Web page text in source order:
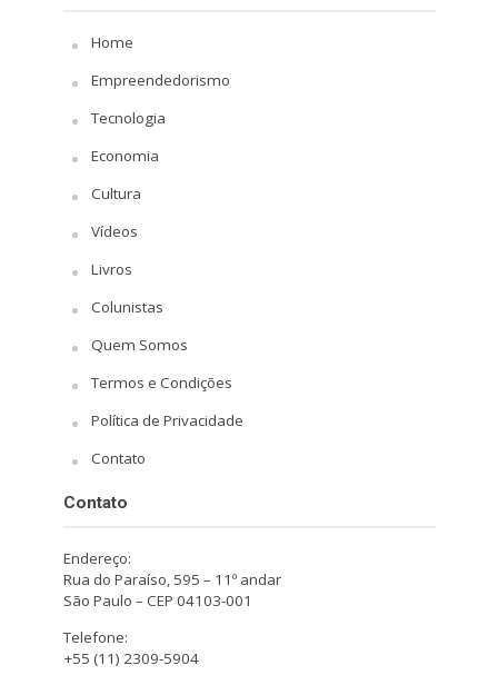
Home
Empreendedorismo
Tecnologia
Economia
Cultura
Vídeos
Livros
Colunistas
Quem Somos
Termos e Condições
Política de Privacidade
Contato
Contato
Endereço:
Rua do Paraíso, 595 – 11º andar
São Paulo – CEP 04103-001
Telefone:
+55 (11) 2309-5904